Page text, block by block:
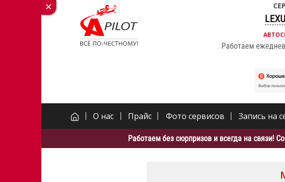
Работаем
О нас Прайс Фото сервисов Запись на
Работаем без сюрпризов и всегда на связи!